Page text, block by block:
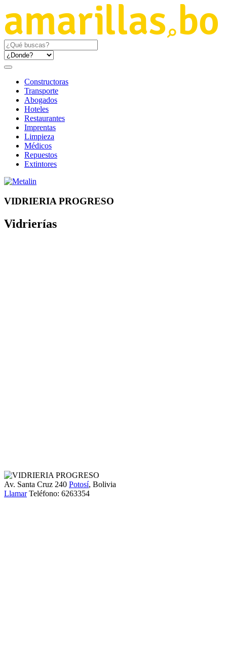
Constructoras
Transporte
Abogados
Hoteles
Restaurantes
Imprentas
Limpieza
Médicos
Repuestos
Extintores
VIDRIERIA PROGRESO
Vidrierías
Av. Santa Cruz 240 Potosí, Bolivia
Llamar Teléfono: 6263354